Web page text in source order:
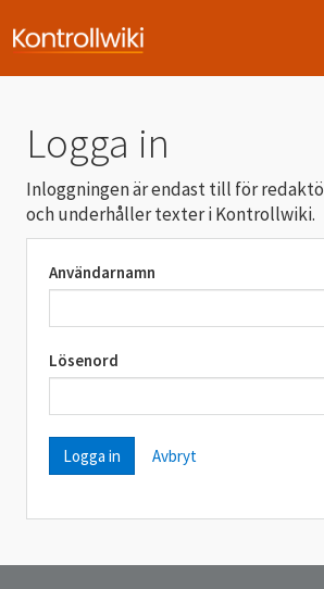
Logga in
Inloggningen är endast till för
och underhåller texter i Kontrollwiki.
Användarnamn
Lösenord
Avbryt